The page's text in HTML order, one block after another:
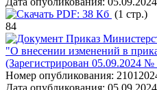
PDF: 38 Кб (1 стр.)
84
Приказ
"О внесении изменений в
(Зарегистрирован 05.09.2024 №
Номер опубликования:
Дата опубликования: 05.09.2024